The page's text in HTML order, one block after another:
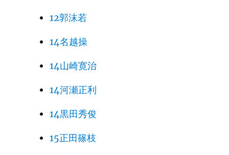
12郭沫若
14名越操
14山崎寛治
14河瀬正利
14黒田秀俊
15正田篠枝